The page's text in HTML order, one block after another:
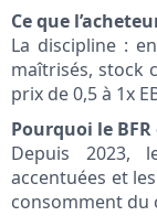
Ce que
La discipline :
maîtrisés, stock
prix de 0,5 à 1x
Pourquoi le
Depuis 2023,
accentuées et
consomment du